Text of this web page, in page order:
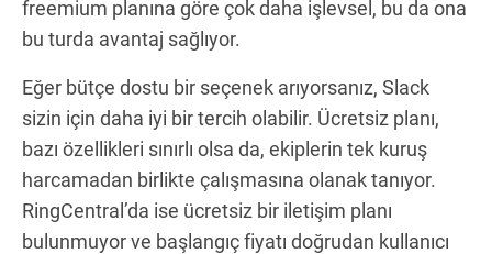
freemium planına göre çok daha işlevsel, bu da ona
bu turda avantaj sağlıyor.
Eğer bütçe dostu bir seçenek arıyorsanız, Slack
sizin için daha iyi bir tercih olabilir. Ücretsiz planı,
bazı özellikleri sınırlı olsa da, ekiplerin tek kuruş
harcamadan birlikte çalışmasına olanak tanıyor.
RingCentral’da ise ücretsiz bir iletişim planı
bulunmuyor ve başlangıç fiyatı doğrudan kullanıcı